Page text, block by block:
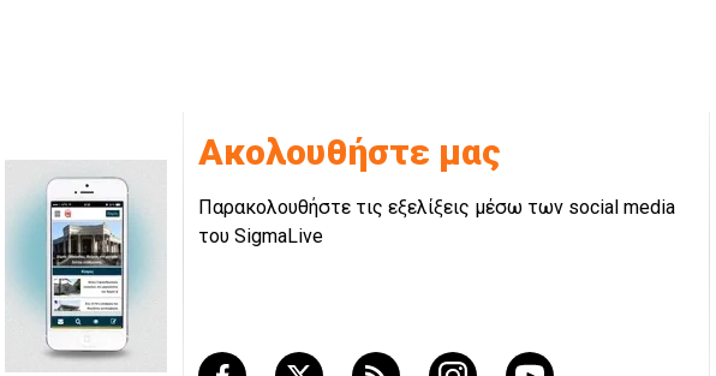
Ακολουθήστε μας
Παρακολουθήστε τις εξελίξεις μέσω των social media
του SigmaLive